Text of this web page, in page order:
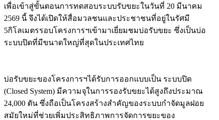
เพื่อเข้าสู่ขั้นตอนการทดสอบระบบรับขยะในวันที่ 20 มีนาคม
2569 นี้ จึงได้เปิดให้สื่อมวลชนและประชาชนที่อยู่ในรัศมี
5กิโลเมตรรอบโครงการฯเข้ามาเยี่ยมชมบ่อรับขยะ ซึ่งเป็นบ่อ
ระบบปิดที่มีขนาดใหญ่ที่สุดในประเทศไทย
บ่อรับขยะของโครงการฯได้รับการออกแบบเป็น ระบบปิด
(Closed System) มีความจุในการรองรับขยะได้สูงถึงประมาณ
24,000 ตัน ซึ่งถือเป็นโครงสร้างสำคัญของระบบกำจัดมูลฝอย
สมัยใหม่ที่ช่วยเพิ่มประสิทธิภาพการจัดการขยะของ